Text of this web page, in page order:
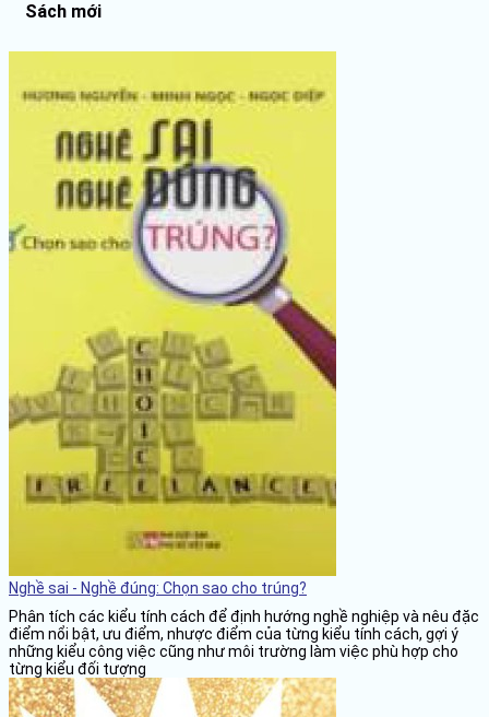
Sách mới
Nghề sai - Nghề đúng: Chọn sao cho trúng?
Phân tích các kiểu tính cách để định hướng nghề nghiệp và nêu đặc
điểm nổi bật, ưu điểm, nhược điểm của từng kiểu tính cách, gợi ý
những kiểu công việc cũng như môi trường làm việc phù hợp cho
từng kiểu đối tượng